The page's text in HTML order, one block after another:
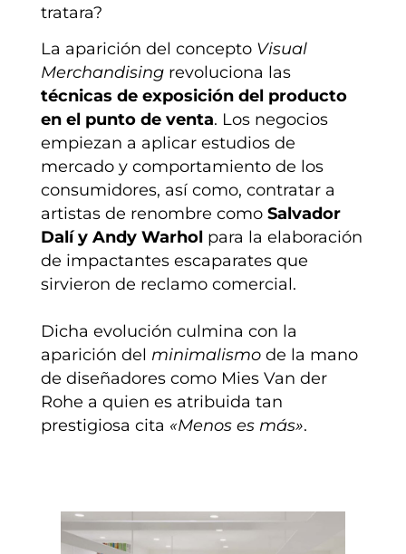
tratara?
La aparición del concepto Visual
Merchandisingrevoluciona las
técnicas de exposición del producto
en el punto de venta. Los negocios
empiezan a aplicar estudios de
mercado y comportamiento de los
consumidores, así como, contratar a
artistas de renombre como Salvador
Dalí y Andy Warhol para la elaboración
de impactantes escaparates que
sirvieron de reclamo comercial.
Dicha evolución culmina con la
aparición del minimalismode la mano
de diseñadores como Mies Van der
Rohe a quien es atribuida tan
prestigiosa cita «Menos es más».